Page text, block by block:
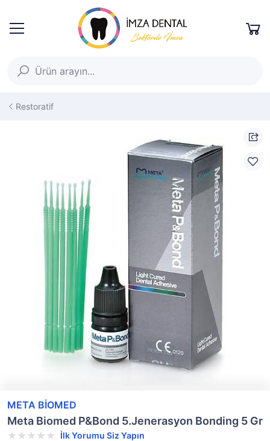
Restoratif
META BİOMED
Meta Biomed P&Bond 5.Jenerasyon Bonding 5 Gr
İlk Yorumu Siz Yapın